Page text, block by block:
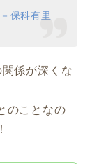
保科有里
係が深くな
のことなの